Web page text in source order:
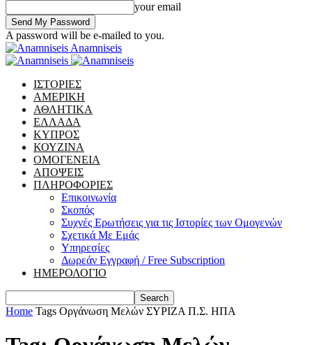
your email
A password will be e-mailed to you.
Anamniseis
ΙΣΤΟΡΙΕΣ
ΑΜΕΡΙΚΗ
ΑΘΛΗΤΙΚΑ
ΕΛΛΑΔΑ
ΚΥΠΡΟΣ
ΚΟΥΖΙΝΑ
ΟΜΟΓΕΝΕΙΑ
ΑΠΟΨΕΙΣ
ΠΛΗΡΟΦΟΡΙΕΣ
Επικοινωνία
Σκοπός
Συχνές Ερωτήσεις για τις Ιστορίες των Ομογενών
Σχετικά Με Εμάς
Υπηρεσίες
Δωρεάν Εγγραφή / Free Subscription
ΗΜΕΡΟΛΟΓΙΟ
Home Tags Οργάνωση Μελών ΣΥΡΙΖΑ Π.Σ. ΗΠΑ